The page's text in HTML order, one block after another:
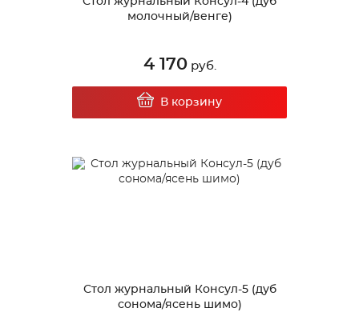
молочный/венге)
4 170руб.
В корзину
Стол журнальный Консул-5 (дуб
сонома/ясень шимо)